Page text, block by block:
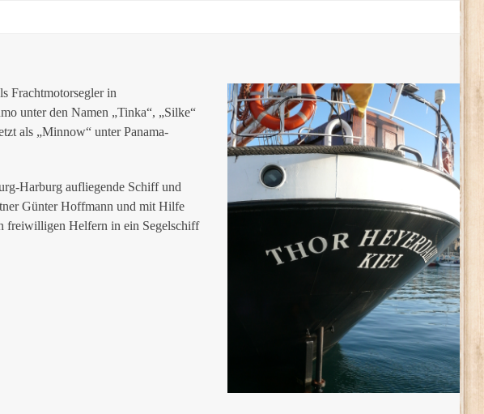
Frachtmotorsegler in
unter den Namen „Tinka“, „Silke“
als „Minnow“ unter Panama-
Harburg aufliegende Schiff und
Günter Hoffmann und mit Hilfe
freiwilligen Helfern in ein Segelschiff